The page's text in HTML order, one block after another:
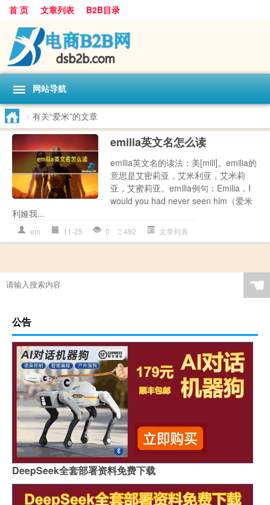
首 页 文章列表 B2B目录
网站导航
> 有关“爱米”的文章
emilia英文名怎么读
emilia英文名的读法：美[mili]。emilia的
意思是艾密莉亚，艾米利亚，艾米莉
亚，艾蜜莉亚。emilia例句：Emilia，I
would you had never seen him（爱米
利娅我...
em 11-25 0 492 文章列表
☚
公告
DeepSeek全套部署资料免费下载